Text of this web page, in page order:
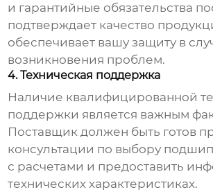
и гарантийные обязательства
подтверждает качество
обеспечивает вашу защиту в
возникновения проблем.
4. Техническая поддержка
Наличие квалифицированной
поддержки является важным
Поставщик должен быть готов
консультации по выбору
с расчетами и предоставить
технических характеристиках.